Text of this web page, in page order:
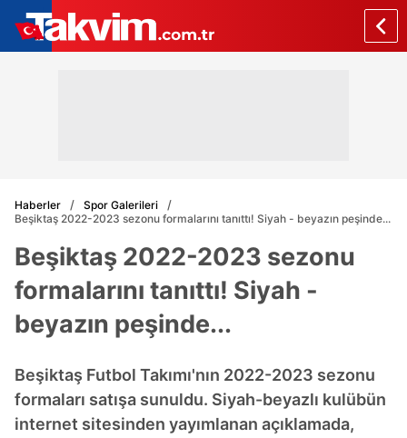
Haberler
Spor Galerileri
Beşiktaş 2022-2023 sezonu formalarını tanıttı! Siyah - beyazın peşinde...
Beşiktaş 2022-2023 sezonu
formalarını tanıttı! Siyah -
beyazın peşinde...
Beşiktaş Futbol Takımı'nın 2022-2023 sezonu
formaları satışa sunuldu. Siyah-beyazlı kulübün
internet sitesinden yayımlanan açıklamada,